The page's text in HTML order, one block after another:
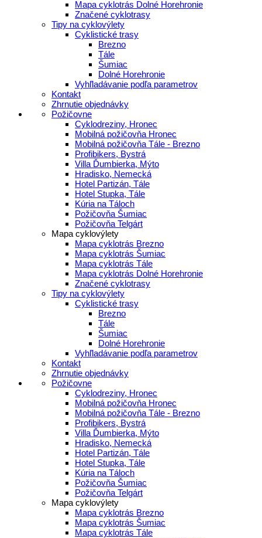
Mapa cyklotrás Dolné Horehronie
Značené cyklotrasy
Tipy na cyklovýlety
Cyklistické trasy
Brezno
Tále
Šumiac
Dolné Horehronie
Vyhľladávanie podľa parametrov
Kontakt
Zhrnutie objednávky
Požičovne
Cyklodreziny, Hronec
Mobilná požičovňa Hronec
Mobilná požičovňa Tále - Brezno
Profibikers, Bystrá
Villa Ďumbierka, Mýto
Hradisko, Nemecká
Hotel Partizán, Tále
Hotel Stupka, Tále
Kúria na Táloch
Požičovňa Šumiac
Požičovňa Telgárt
Mapa cyklovýlety
Mapa cyklotrás Brezno
Mapa cyklotrás Šumiac
Mapa cyklotrás Tále
Mapa cyklotrás Dolné Horehronie
Značené cyklotrasy
Tipy na cyklovýlety
Cyklistické trasy
Brezno
Tále
Šumiac
Dolné Horehronie
Vyhľladávanie podľa parametrov
Kontakt
Zhrnutie objednávky
Požičovne
Cyklodreziny, Hronec
Mobilná požičovňa Hronec
Mobilná požičovňa Tále - Brezno
Profibikers, Bystrá
Villa Ďumbierka, Mýto
Hradisko, Nemecká
Hotel Partizán, Tále
Hotel Stupka, Tále
Kúria na Táloch
Požičovňa Šumiac
Požičovňa Telgárt
Mapa cyklovýlety
Mapa cyklotrás Brezno
Mapa cyklotrás Šumiac
Mapa cyklotrás Tále